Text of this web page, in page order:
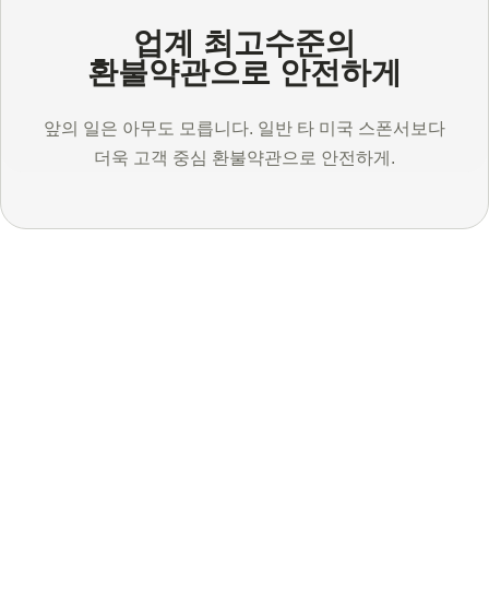
업계 최고수준의
환불약관으로 안전하게
앞의 일은 아무도 모릅니다. 일반 타 미국 스폰서보다
더욱 고객 중심 환불약관으로 안전하게.